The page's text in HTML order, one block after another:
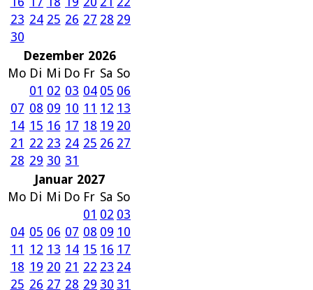
23 24 25 26 27 28 29
30
Dezember 2026
Mo Di Mi Do Fr Sa So
01 02 03 04 05 06
07 08 09 10 11 12 13
14 15 16 17 18 19 20
21 22 23 24 25 26 27
28 29 30 31
Januar 2027
Mo Di Mi Do Fr Sa So
01 02 03
04 05 06 07 08 09 10
11 12 13 14 15 16 17
18 19 20 21 22 23 24
25 26 27 28 29 30 31